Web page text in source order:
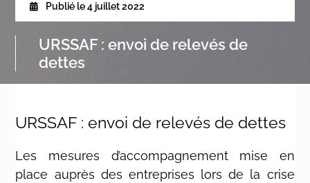
Publié le 4 juillet 2022
URSSAF : envoi de relevés de
dettes
URSSAF : envoi de relevés de dettes
Les mesures d’accompagnement mise en
place auprès des entreprises lors de la crise